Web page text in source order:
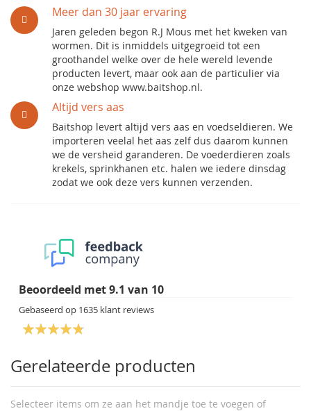
Meer dan 30 jaar ervaring
Jaren geleden begon R.J Mous met het kweken van
wormen. Dit is inmiddels uitgegroeid tot een
groothandel welke over de hele wereld levende
producten levert, maar ook aan de particulier via
onze webshop www.baitshop.nl.
Altijd vers aas
Baitshop levert altijd vers aas en voedseldieren. We
importeren veelal het aas zelf dus daarom kunnen
we de versheid garanderen. De voederdieren zoals
krekels, sprinkhanen etc. halen we iedere dinsdag
zodat we ook deze vers kunnen verzenden.
Beoordeeld met9.1 van 10
Gebaseerd op 1635 klant reviews
Gerelateerde producten
Selecteer items om ze aan het mandje toe te voegen of